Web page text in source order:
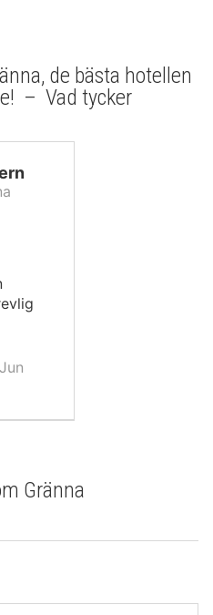
de bästa hotellen
– Vad tycker
Gränna